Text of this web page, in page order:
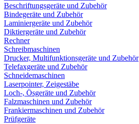
Beschriftungsgeräte und Zubehör
Bindegeräte und Zubehör
Laminiergeräte und Zubehör
Diktiergeräte und Zubehör
Rechner
Schreibmaschinen
Drucker, Multifunktionsgeräte und Zubehör
Telefaxgeräte und Zubehör
Schneidemaschinen
Laserpointer, Zeigestäbe
Loch-, Ösgeräte und Zubehör
Falzmaschinen und Zubehör
Frankiermaschinen und Zubehör
Prüfgeräte